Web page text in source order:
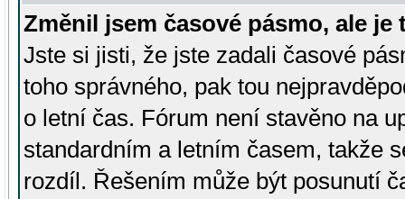
Změnil jsem časové pásmo, ale je
Jste si jisti, že jste zadali časové
toho správného, pak tou
o letní čas. Fórum není stavěno na
standardním a letním časem, takže
rozdíl. Řešením může být posunutí